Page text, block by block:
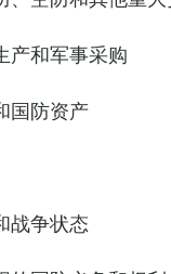
和军事采购
防资产
争状态